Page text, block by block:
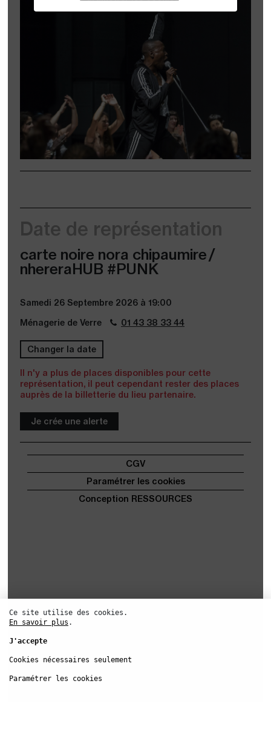
Ce site utilise des cookies.
En savoir plus .
J'accepte
Cookies nécessaires seulement
Paramétrer les cookies